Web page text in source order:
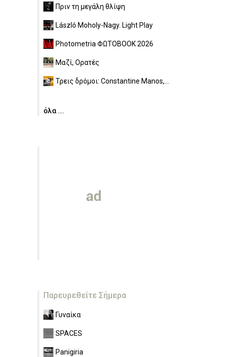
Πριν τη μεγάλη θλίψη
László Moholy-Nagy. Light Play
Photometria ΦΩΤΟBOOK 2026
Μαζί, Ορατές
Τρεις δρόμοι: Constantine Manos,...
όλα ...
Παρευρεθείτε Σήμερα
Γυναίκα
SPACES
Panigiria